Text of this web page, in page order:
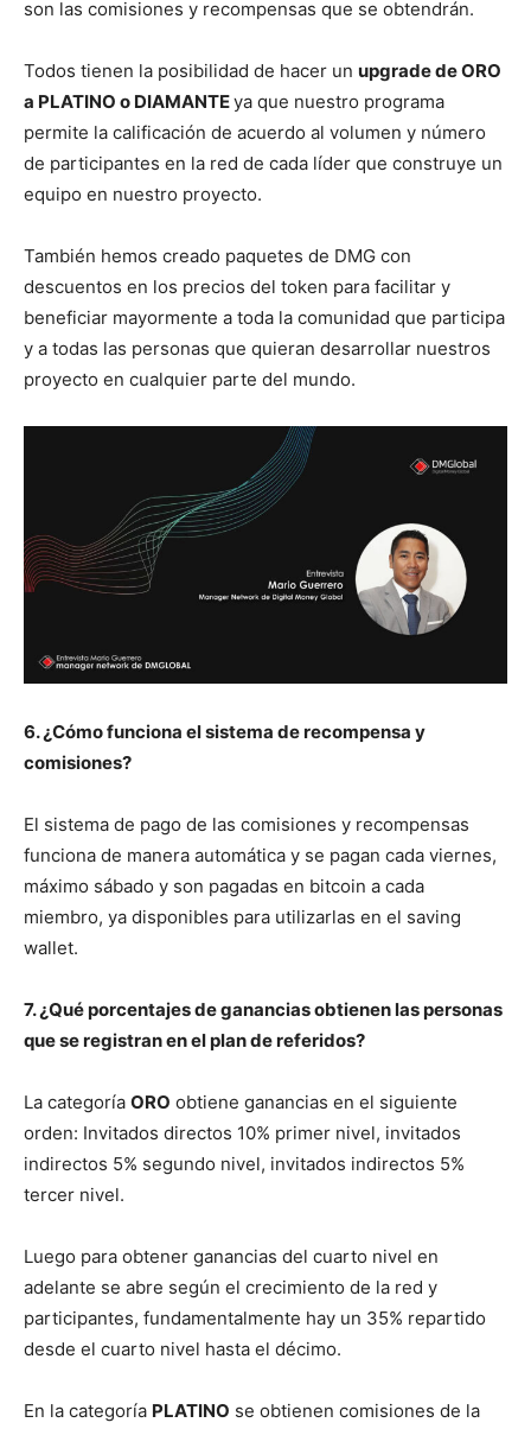
son las comisiones y recompensas que se obtendrán.
Todos tienen la posibilidad de hacer un upgrade de ORO
a PLATINO o DIAMANTEya que nuestro programa
permite la calificación de acuerdo al volumen y número
de participantes en la red de cada líder que construye un
equipo en nuestro proyecto.
También hemos creado paquetes de DMG con
descuentos en los precios del token para facilitar y
beneficiar mayormente a toda la comunidad que participa
y a todas las personas que quieran desarrollar nuestros
proyecto en cualquier parte del mundo.
6. ¿Cómo funciona el sistema de recompensa y
comisiones?
El sistema de pago de las comisiones y recompensas
funciona de manera automática y se pagan cada viernes,
máximo sábado y son pagadas en bitcoin a cada
miembro, ya disponibles para utilizarlas en el saving
wallet.
7. ¿Qué porcentajes de ganancias obtienen las personas
que se registran en el plan de referidos?
La categoría ORO obtiene ganancias en el siguiente
orden: Invitados directos 10% primer nivel, invitados
indirectos 5% segundo nivel, invitados indirectos 5%
tercer nivel.
Luego para obtener ganancias del cuarto nivel en
adelante se abre según el crecimiento de la red y
participantes, fundamentalmente hay un 35% repartido
desde el cuarto nivel hasta el décimo.
En la categoría PLATINO se obtienen comisiones de la